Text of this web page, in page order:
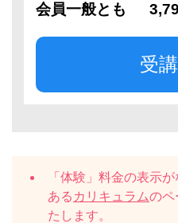
会員一般とも
受
「体験」料金の表示
ある カリキュラムのペ
たします。